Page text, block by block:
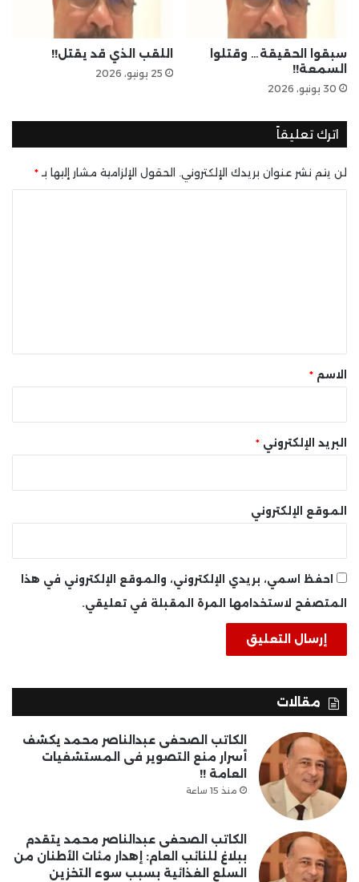
سبقوا الحقيقة… وقتلوا
السمعة!!
30 يونيو، 2026
اللقب الذي قد يقتل!!
25 يونيو، 2026
اترك تعليقاً
لن يتم نشر عنوان بريدك الإلكتروني. الحقول الإلزامية مشار إليها بـ*
* الاسم *
البريد الإلكتروني *
الموقع الإلكتروني
احفظ اسمي، بريدي الإلكتروني، والموقع الإلكتروني في هذا
المتصفح لاستخدامها المرة المقبلة في تعليقي.
مقالات
الكاتب الصحفى عبدالناصر محمد يكشف
أسرار منع التصوير فى المستشفيات
العامة !!
منذ 15 ساعة
الكاتب الصحفى عبدالناصر محمد يتقدم
ببلاغ للنائب العام: إهدار مئات الأطنان من
السلع الغذائية بسبب سوء التخزين